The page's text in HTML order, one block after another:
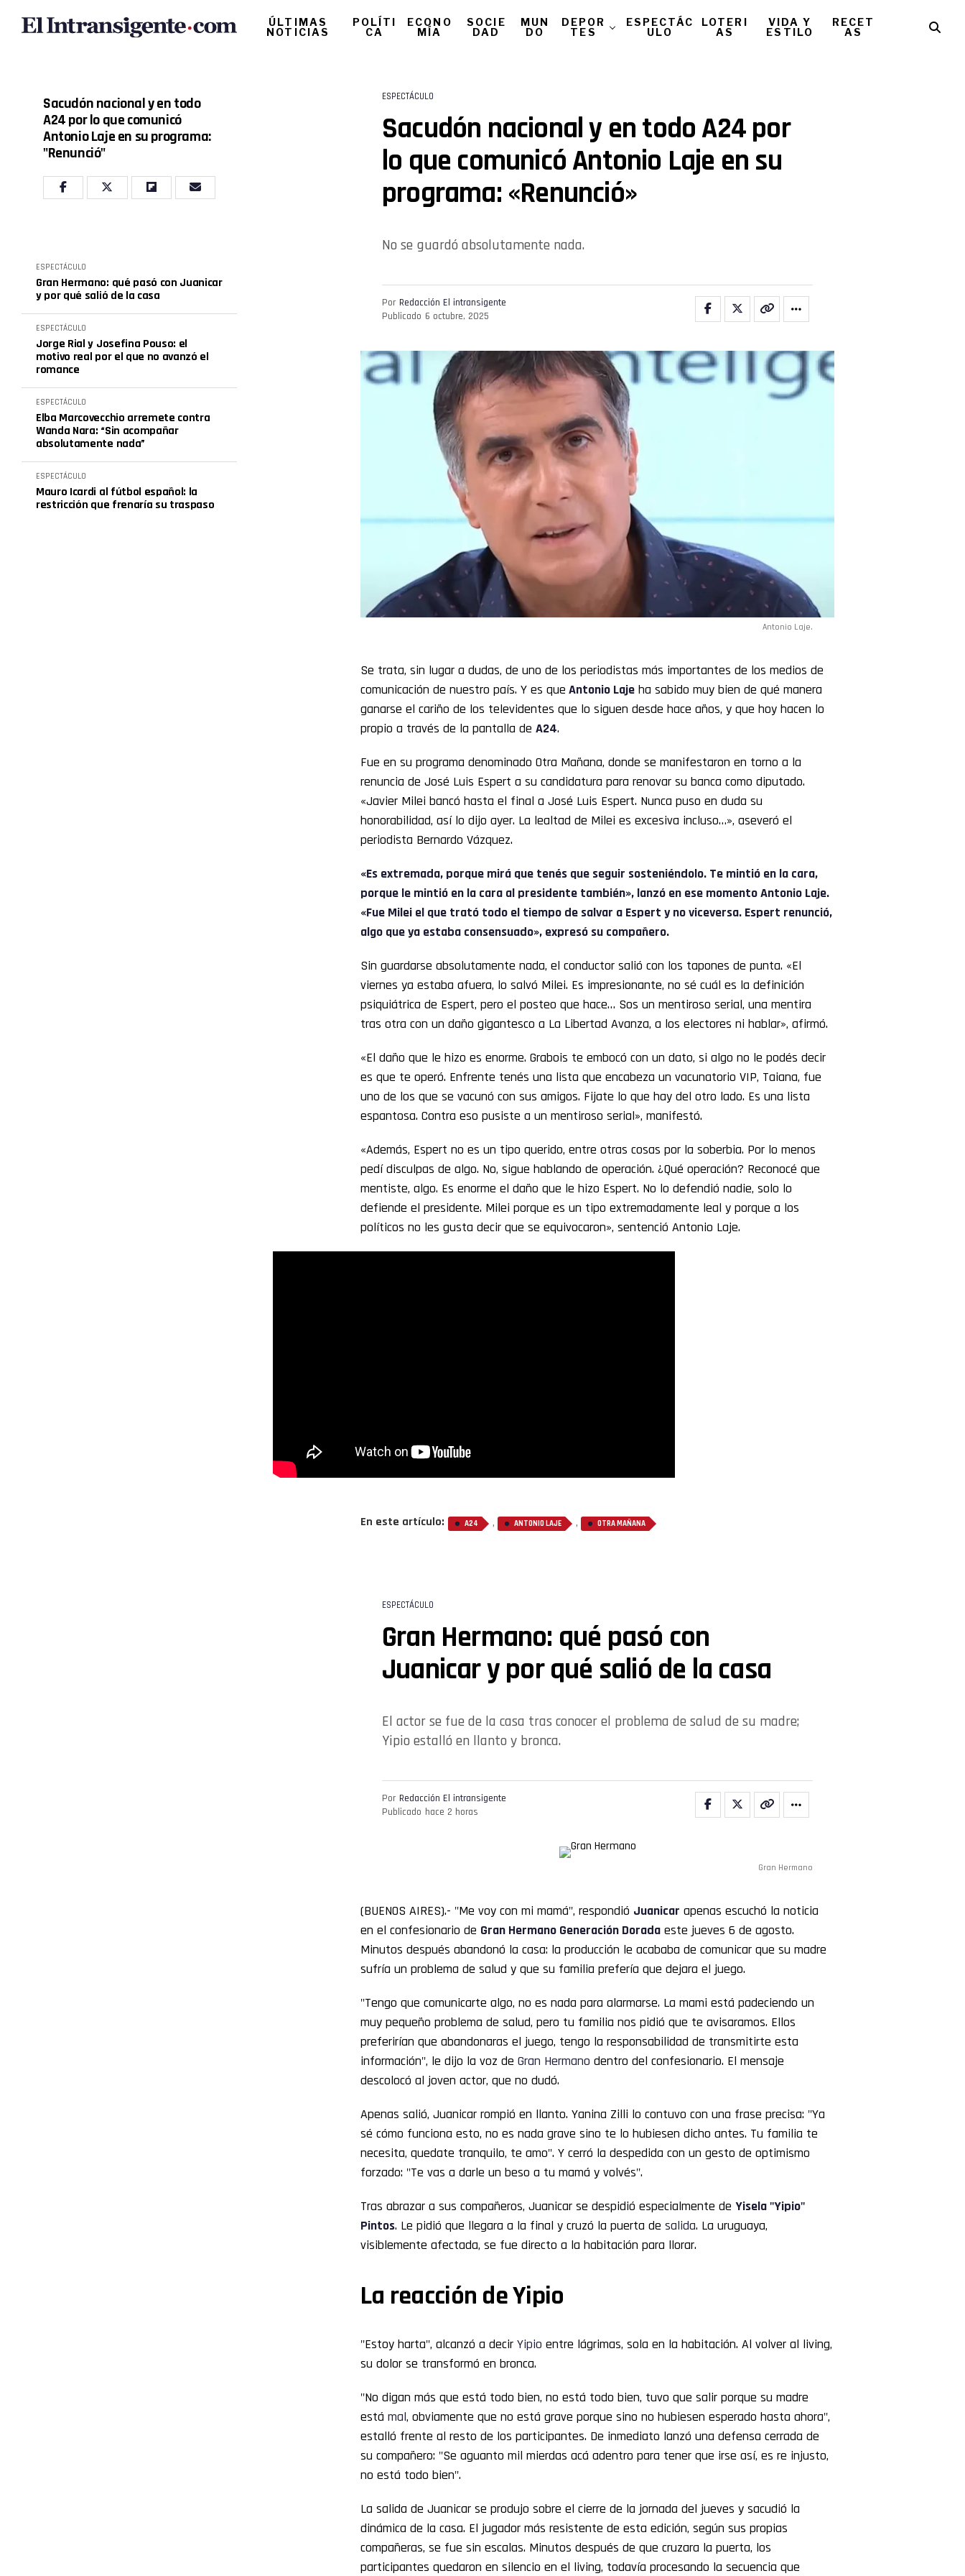
ÚLTIMAS
NOTICIAS
POLÍTI
CA
ECONO
MÍA
SOCIE
DAD
MUN
DO
DEPOR
TES
ESPECTÁC
ULO
LOTERI
AS
VIDA Y
ESTILO
RECET
AS
Sacudón nacional y en todo
A24 por lo que comunicó
Antonio Laje en su programa:
"Renunció"
ESPECTÁCULO
Gran Hermano: qué pasó con Juanicar
y por qué salió de la casa
ESPECTÁCULO
Jorge Rial y Josefina Pouso: el
motivo real por el que no avanzó el
romance
ESPECTÁCULO
Elba Marcovecchio arremete contra
Wanda Nara: “Sin acompañar
absolutamente nada”
ESPECTÁCULO
Mauro Icardi al fútbol español: la
restricción que frenaría su traspaso
ESPECTÁCULO
Sacudón nacional y en todo A24 por
lo que comunicó Antonio Laje en su
programa: «Renunció»
No se guardó absolutamente nada.
Por Redacción El intransigente
Publicado 6 octubre, 2025
Antonio Laje.
Se trata, sin lugar a dudas, de uno de los periodistas más importantes de los medios de
comunicación de nuestro país. Y es que Antonio Laje ha sabido muy bien de qué manera
ganarse el cariño de los televidentes que lo siguen desde hace años, y que hoy hacen lo
propio a través de la pantalla de A24.
Fue en su programa denominado Otra Mañana, donde se manifestaron en torno a la
renuncia de José Luis Espert a su candidatura para renovar su banca como diputado.
«Javier Milei bancó hasta el final a José Luis Espert. Nunca puso en duda su
honorabilidad, así lo dijo ayer. La lealtad de Milei es excesiva incluso…», aseveró el
periodista Bernardo Vázquez.
«Es extremada, porque mirá que tenés que seguir sosteniéndolo. Te mintió en la cara,
porque le mintió en la cara al presidente también», lanzó en ese momentoAntonio Laje.
«Fue Milei el que trató todo el tiempo de salvar a Espert y no viceversa. Espert renunció,
algo que ya estaba consensuado», expresó su compañero.
Sin guardarse absolutamente nada, el conductor salió con los tapones de punta. «El
viernes ya estaba afuera, lo salvó Milei. Es impresionante, no sé cuál es la definición
psiquiátrica de Espert, pero el posteo que hace… Sos un mentiroso serial, una mentira
tras otra con un daño gigantesco a La Libertad Avanza, a los electores ni hablar», afirmó.
«El daño que le hizo es enorme. Grabois te embocó con un dato, si algo no le podés decir
es que te operó. Enfrente tenés una lista que encabeza un vacunatorio VIP, Taiana, fue
uno de los que se vacunó con sus amigos. Fijate lo que hay del otro lado. Es una lista
espantosa. Contra eso pusiste a un mentiroso serial», manifestó.
«Además, Espert no es un tipo querido, entre otras cosas por la soberbia. Por lo menos
pedí disculpas de algo. No, sigue hablando de operación. ¿Qué operación? Reconocé que
mentiste, algo. Es enorme el daño que le hizo Espert. No lo defendió nadie, solo lo
defiende el presidente. Milei porque es un tipo extremadamente leal y porque a los
políticos no les gusta decir que se equivocaron», sentenció Antonio Laje.
En este artículo: A24 , ANTONIO LAJE , OTRA MAÑANA
ESPECTÁCULO
Gran Hermano: qué pasó con
Juanicar y por qué salió de la casa
El actor se fue de la casa tras conocer el problema de salud de su madre;
Yipio estalló en llanto y bronca.
Por Redacción El intransigente
Publicado hace 2 horas
Gran Hermano
(BUENOS AIRES).- "Me voy con mi mamá", respondió Juanicar apenas escuchó la noticia
en el confesionario de Gran Hermano Generación Dorada este jueves 6 de agosto.
Minutos después abandonó la casa: la producción le acababa de comunicar que su madre
sufría un problema de salud y que su familia prefería que dejara el juego.
"Tengo que comunicarte algo, no es nada para alarmarse. La mami está padeciendo un
muy pequeño problema de salud, pero tu familia nos pidió que te avisaramos. Ellos
preferirían que abandonaras el juego, tengo la responsabilidad de transmitirte esta
información", le dijo la voz de Gran Hermano dentro del confesionario. El mensaje
descolocó al joven actor, que no dudó.
Apenas salió, Juanicar rompió en llanto. Yanina Zilli lo contuvo con una frase precisa: "Ya
sé cómo funciona esto, no es nada grave sino te lo hubiesen dicho antes. Tu familia te
necesita, quedate tranquilo, te amo". Y cerró la despedida con un gesto de optimismo
forzado: "Te vas a darle un beso a tu mamá y volvés".
Tras abrazar a sus compañeros, Juanicar se despidió especialmente de Yisela "Yipio"
Pintos. Le pidió que llegara a la final y cruzó la puerta de salida. La uruguaya,
visiblemente afectada, se fue directo a la habitación para llorar.
La reacción de Yipio
"Estoy harta", alcanzó a decir Yipio entre lágrimas, sola en la habitación. Al volver al living,
su dolor se transformó en bronca.
"No digan más que está todo bien, no está todo bien, tuvo que salir porque su madre
está mal, obviamente que no está grave porque sino no hubiesen esperado hasta ahora",
estalló frente al resto de los participantes. De inmediato lanzó una defensa cerrada de
su compañero: "Se aguanto mil mierdas acá adentro para tener que irse así, es re injusto,
no está todo bien".
La salida de Juanicar se produjo sobre el cierre de la jornada del jueves y sacudió la
dinámica de la casa. El jugador más resistente de esta edición, según sus propias
compañeras, se fue sin escalas. Minutos después de que cruzara la puerta, los
participantes quedaron en silencio en el living, todavía procesando la secuencia que